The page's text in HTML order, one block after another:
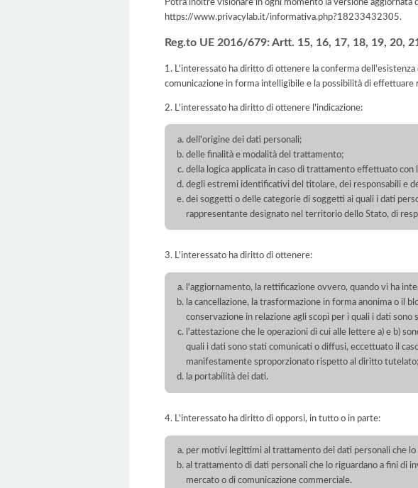
Potrà inoltre visionare in ogni momento la versione
https://www.privacylab.it/informativa.php?18233432305.
Reg.to UE 2016/679: Artt. 15, 16, 17, 18, 19, 20,
1. L'interessato ha diritto di ottenere la conferma
comunicazione in forma intelligibile e la possibilità di effettuare
2. L'interessato ha diritto di ottenere l'indicazione:
dell'origine dei dati personali;
delle finalità e modalità del trattamento;
della logica applicata in caso di trattamento effettuato
degli estremi identificativi del titolare, dei responsabili e
dei soggetti o delle categorie di soggetti ai quali i dati
rappresentante designato nel territorio dello Stato, di
3. L'interessato ha diritto di ottenere:
l'aggiornamento, la rettificazione ovvero, quando vi ha
la cancellazione, la trasformazione in forma anonima o il
conservazione in relazione agli scopi per i quali i dati
l'attestazione che le operazioni di cui alle lettere a) e b)
quali i dati sono stati comunicati o diffusi, eccettuato il
manifestamente sproporzionato rispetto al diritto tutelato;
la portabilità dei dati.
4. L'interessato ha diritto di opporsi, in tutto o in parte:
per motivi legittimi al trattamento dei dati personali che
al trattamento di dati personali che lo riguardano a fini di
mercato o di comunicazione commerciale.